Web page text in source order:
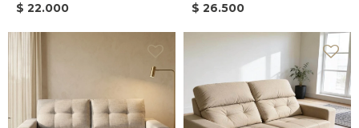
$ 22.000 $ 26.500